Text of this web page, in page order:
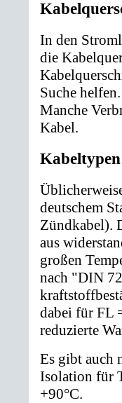
In den
die
Suche
Manche
Kabel.
Kabeltypen
deutschem
Zündkabel).
aus
großen
nach "DIN
dabei für FL
reduzierte
Es gibt auch
Isolation für
+90°C.